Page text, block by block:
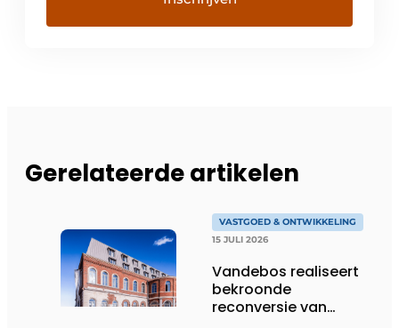
Gerelateerde artikelen
VASTGOED & ONTWIKKELING
15 JULI 2026
Vandebos realiseert
bekroonde
reconversie van